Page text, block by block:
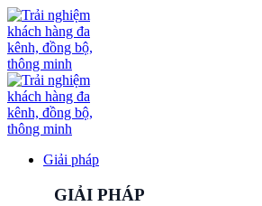
Bỏ
qua
nội
dung
Giải pháp
GIẢI PHÁP